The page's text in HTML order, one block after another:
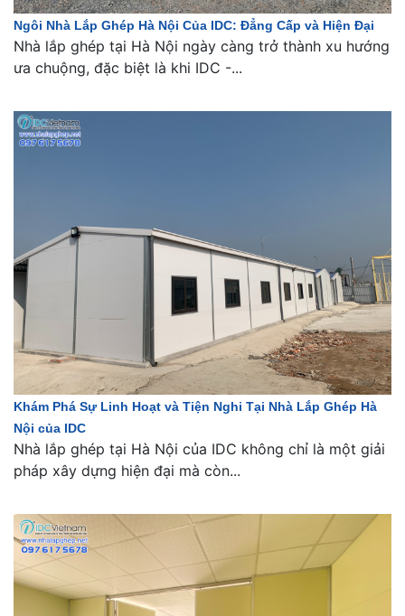
Ngôi Nhà Lắp Ghép Hà Nội Của IDC: Đẳng Cấp và Hiện Đại
Nhà lắp ghép tại Hà Nội ngày càng trở thành xu hướng
ưa chuộng, đặc biệt là khi IDC -...
Khám Phá Sự Linh Hoạt và Tiện Nghi Tại Nhà Lắp Ghép Hà
Nội của IDC
Nhà lắp ghép tại Hà Nội của IDC không chỉ là một giải
pháp xây dựng hiện đại mà còn...